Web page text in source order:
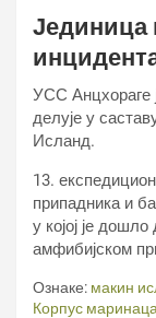
Јединица
УСС Анцхораге
делује у
Исланд.
13.
припадника и
у којој је
амфибијском
Ознаке: макин
Корпус маринаца